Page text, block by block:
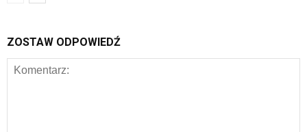
ZOSTAW ODPOWIEDŹ